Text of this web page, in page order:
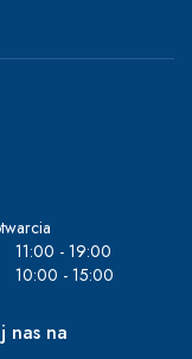
11:00 - 19:00
10:00 - 15:00
nas na